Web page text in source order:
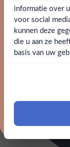
18
informatie over
voor social
kunnen deze
die u aan ze
basis van uw